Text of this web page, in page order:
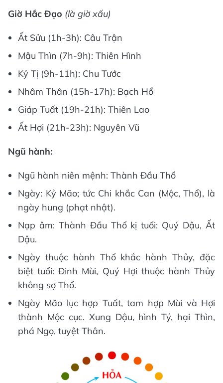
Giờ Hắc Đạo (là giờ xấu)
Ất Sửu (1h-3h): Câu Trận
Mậu Thìn (7h-9h): Thiên Hình
Kỷ Tị (9h-11h): Chu Tước
Nhâm Thân (15h-17h): Bạch Hổ
Giáp Tuất (19h-21h): Thiên Lao
Ất Hợi (21h-23h): Nguyên Vũ
Ngũ hành:
Ngũ hành niên mệnh: Thành Đầu Thổ
Ngày: Kỷ Mão; tức Chi khắc Can (Mộc, Thổ), là
ngày hung (phạt nhật).
Nạp âm: Thành Đầu Thổ kị tuổi: Quý Dậu, Ất
Dậu.
Ngày thuộc hành Thổ khắc hành Thủy, đặc
biệt tuổi: Đinh Mùi, Quý Hợi thuộc hành Thủy
không sợ Thổ.
Ngày Mão lục hợp Tuất, tam hợp Mùi và Hợi
thành Mộc cục. Xung Dậu, hình Tý, hại Thìn,
phá Ngọ, tuyệt Thân.